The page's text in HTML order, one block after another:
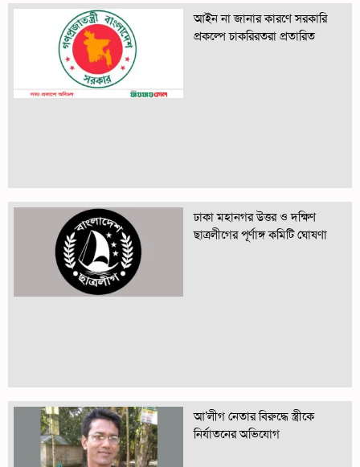
আইন না জানার কারণে সরকারি
প্রকল্পে চাকরিরতরা প্রতারিত
ঢাকা মহানগর উত্তর ও দক্ষিণ
ছাত্রলীগের পূর্ণাঙ্গ কমিটি ঘোষণা
আ’লীগ নেতার বিরুদ্ধে স্ত্রীকে
নির্যাতনের অভিযোগ